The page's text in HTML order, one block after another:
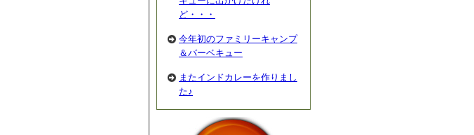
ど・・・
今年初のファミリーキャンプ
＆バーベキュー
またインドカレーを作りまし
た♪